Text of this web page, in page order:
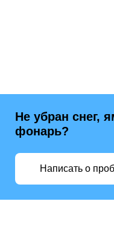
Не убран снег,
фонарь?
Написать о